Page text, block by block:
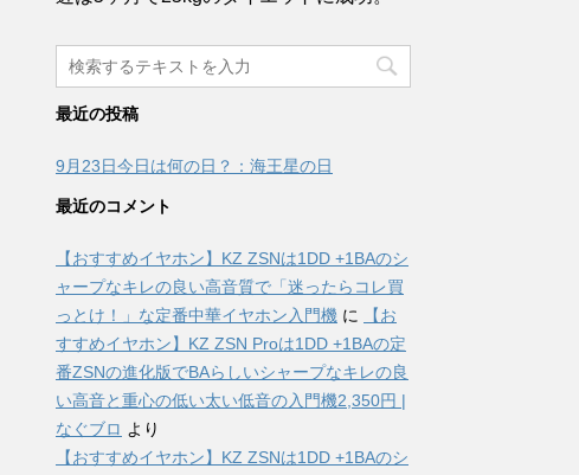
最近の投稿
9月23日今日は何の日？：海王星の日
最近のコメント
【おすすめイヤホン】KZ ZSNは1DD +1BAのシ
ャープなキレの良い高音質で「迷ったらコレ買
っとけ！」な定番中華イヤホン入門機 に
【お
すすめイヤホン】KZ ZSN Proは1DD +1BAの定
番ZSNの進化版でBAらしいシャープなキレの良
い高音と重心の低い太い低音の入門機2,350円 |
なぐブロ より
【おすすめイヤホン】KZ ZSNは1DD +1BAのシ